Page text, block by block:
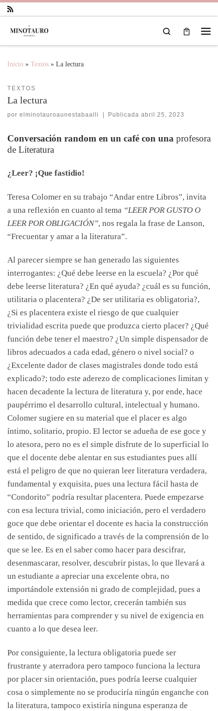
Saltar al contenido
Search
Inicio » Textos » La lectura
TEXTOS
La lectura
por elminotauroaunestabaalli Publicadaabril 25, 2023
Conversación random en un café con una profesora
de Literatura
¿Leer? ¡Que fastidio!
Teresa Colomer en su trabajo “Andar entre Libros”, invita
a una reflexión en cuanto al tema “LEER POR GUSTO O
LEER POR OBLIGACIÓN”, nos regala la frase de Lanson,
“Frecuentar y amar a la literatura”.
Al parecer siempre se han generado las siguientes
interrogantes: ¿Qué debe leerse en la escuela? ¿Por qué
debe leerse literatura? ¿En qué ayuda? ¿cuál es su función,
utilitaria o placentera? ¿De ser utilitaria es obligatoria?,
¿Si es placentera existe el riesgo de que cualquier
trivialidad escrita puede que produzca cierto placer? ¿Qué
función debe tener el maestro? ¿Un simple dispensador de
libros adecuados a cada edad, género o nivel social? o
¿Excelente dador de clases magistrales donde todo está
explicado?; todo este aderezo de complicaciones limitan y
hacen decadente la lectura de literatura y, por ende, hace
paupérrimo el desarrollo cultural, intelectual y humano.
Colomer sugiere en su material que el placer es algo
íntimo, solitario, propio. El lector se adueña de ese goce y
lo atesora, pero no es el simple disfrute de lo superficial lo
que el docente debe alentar en sus estudiantes pues allí
está el peligro de que no quieran leer literatura verdadera,
fundamental y exquisita, pues una lectura fácil hasta de
“Condorito” podría resultar placentera. Puede empezarse
con esa lectura trivial, como iniciación, pero el verdadero
goce que debe orientar el docente es hacia la construcción
de sentido, de significado a través de la comprensión de lo
que se lee. Es en el saber como hacer para descifrar,
desenmascarar, resolver, descubrir pistas, lo que llevará a
un estudiante a apreciar una excelente obra, no
importándole extensión ni grado de complejidad, pues a
medida que crece como lector, crecerán también sus
herramientas para comprender y su nivel de exigencia en
cuanto a lo que desea leer.
Por consiguiente, la lectura obligatoria puede ser
frustrante y aterradora pero tampoco funciona la lectura
por placer sin orientación, pues podría leerse cualquier
cosa o simplemente no se produciría ningún enganche con
la literatura, tampoco existiría ninguna esperanza de